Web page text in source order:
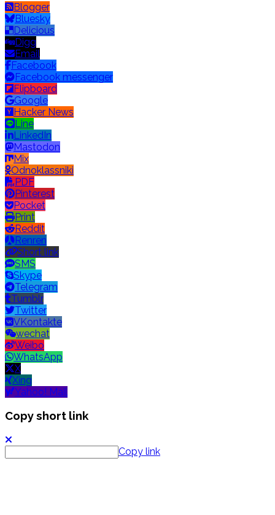
Blogger
Bluesky
Delicious
Digg
Email
Facebook
Facebook messenger
Flipboard
Google
Hacker News
Line
LinkedIn
Mastodon
Mix
Odnoklassniki
PDF
Pinterest
Pocket
Print
Reddit
Renren
Short link
SMS
Skype
Telegram
Tumblr
Twitter
VKontakte
wechat
Weibo
WhatsApp
X
Xing
Yahoo! Mail
Copy short link
Copy link